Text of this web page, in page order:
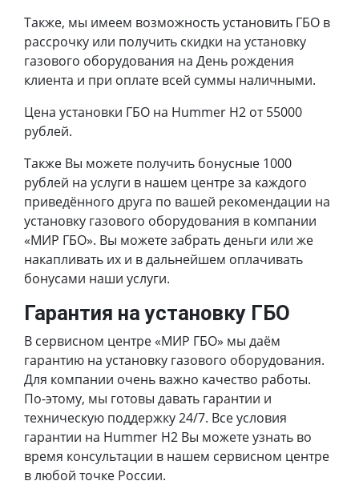
Также, мы имеем возможность установить ГБО в
рассрочку или получить скидки на установку
газового оборудования на День рождения
клиента и при оплате всей суммы наличными.
Цена установки ГБО на Hummer H2 от 55000
рублей.
Также Вы можете получить бонусные 1000
рублей на услуги в нашем центре за каждого
приведённого друга по вашей рекомендации на
установку газового оборудования в компании
«МИР ГБО». Вы можете забрать деньги или же
накапливать их и в дальнейшем оплачивать
бонусами наши услуги.
Гарантия на установку ГБО
В сервисном центре «МИР ГБО» мы даём
гарантию на установку газового оборудования.
Для компании очень важно качество работы.
По-этому, мы готовы давать гарантии и
техническую поддержку 24/7. Все условия
гарантии на Hummer H2 Вы можете узнать во
время консультации в нашем сервисном центре
в любой точке России.